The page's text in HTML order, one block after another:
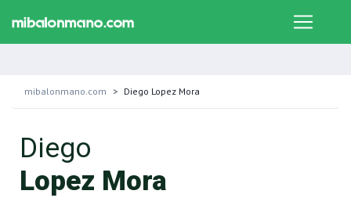
mibalonmano.com Diego Lopez Mora
Diego
Lopez Mora